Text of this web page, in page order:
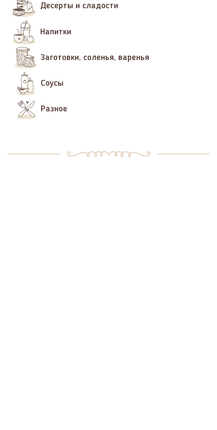
Десерты и сладости
Напитки
Заготовки, соленья, варенья
Соусы
Разное